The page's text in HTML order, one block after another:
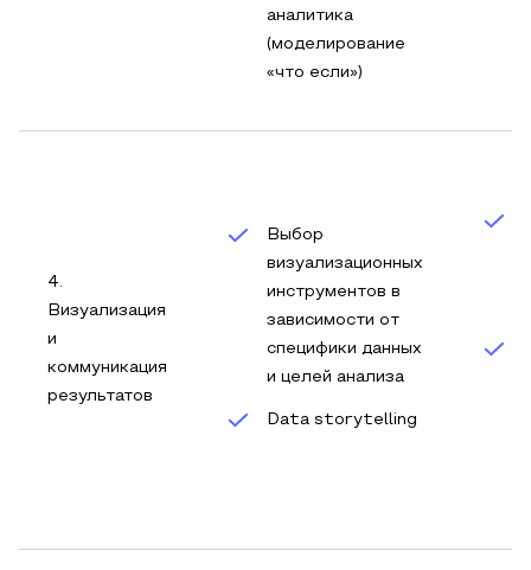
аналитика
(моделирование
«что если»)
4.
Визуализация
и
коммуникация
результатов
Выбор
визуализационных
инструментов в
зависимости от
специфики данных
и целей анализа
Data storytelling